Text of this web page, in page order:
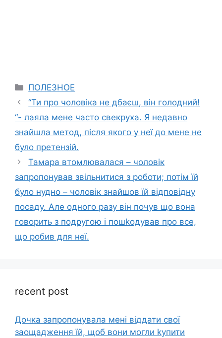
Categories
ПОЛЕЗНОЕ
“Ти про чоловіка не дбаєш, він голодний!
“- лаяла мене часто свекруха. Я недавно
знайшла метод, після якого у неї до мене не
було претензій.
Тамара втомлювалася – чоловік
запропонував звільнитися з роботи; потім їй
було нудно – чоловік знайшов їй відповідну
посаду. Але одного разу він почув що вона
говорить з подругою і пошkодував про все,
що робив для неї.
recent post
Дочка запpопонувала мені віддати свої
заощадження їй, щоб вони могли kупити